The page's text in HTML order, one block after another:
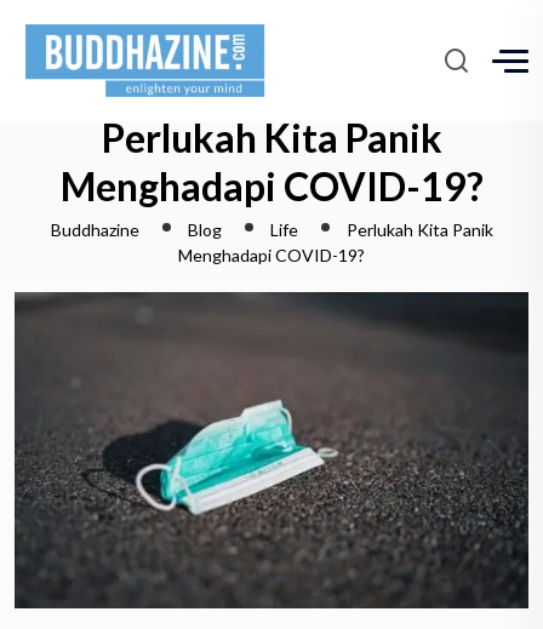
Perlukah Kita Panik
Menghadapi COVID-19?
Buddhazine Blog Life
Perlukah Kita Panik
Menghadapi COVID-19?